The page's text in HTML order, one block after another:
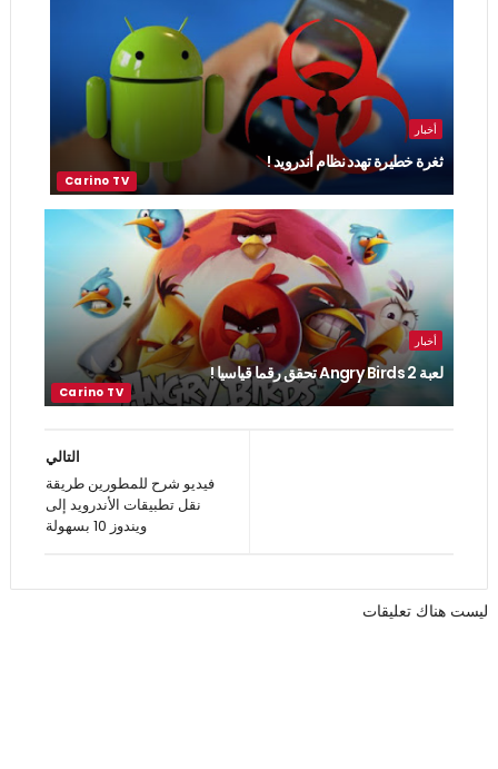
أخبار
ثغرة خطيرة تهدد نظام أندرويد !
أخبار
لعبة Angry Birds 2 تحقق رقما قياسيا !
التالي
فيديو شرح للمطورين طريقة
نقل تطبيقات الأندرويد إلى
ويندوز 10 بسهولة
ليست هناك تعليقات